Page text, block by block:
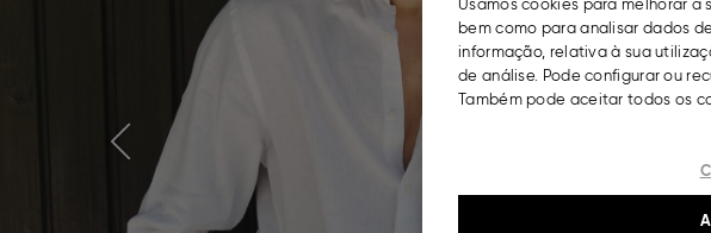
Previous
Usamos cookies para melhorar
bem como para analisar dados
informação, relativa à sua
de análise. Pode configurar ou
Também pode aceitar todos os